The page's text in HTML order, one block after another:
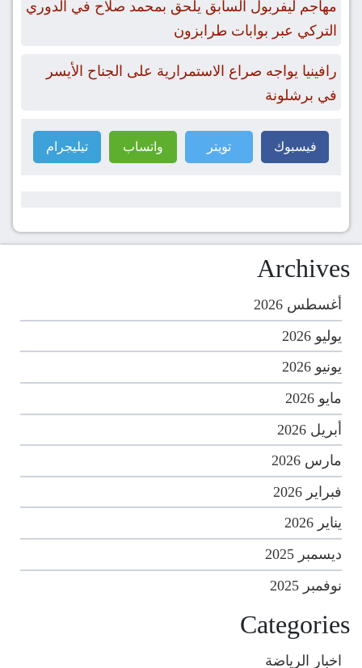
مهاجم ليفربول السابق يلحق بمحمد صلاح في الدوري
التركي عبر بوابات طرابزون
رافينيا يواجه صراع الاستمرارية على الجناح الأيسر
في برشلونة
فيسبوك تويتر واتساب تيليجرام
Archives
أغسطس 2026
يوليو 2026
يونيو 2026
مايو 2026
أبريل 2026
مارس 2026
فبراير 2026
يناير 2026
ديسمبر 2025
نوفمبر 2025
Categories
اخبار الرياضة